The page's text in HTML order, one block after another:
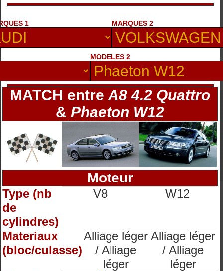
1 MARQUES 2
MODELES 2
MATCH entreA8 4.2 Quattro
&Phaeton W12
Moteur
Type (nb
de
cylindres)
V8 W12
Materiaux
(bloc/culasse)
Alliage léger
/ Alliage
léger
Alliage léger
/ Alliage
léger